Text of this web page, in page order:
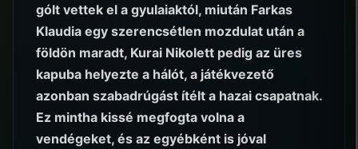
gólt vettek el a gyulaiaktól, miután Farkas
Klaudia egy szerencsétlen mozdulat után a
földön maradt, Kurai Nikolett pedig az üres
kapuba helyezte a hálót, a játékvezető
azonban szabadrúgást ítélt a hazai csapatnak.
Ez mintha kissé megfogta volna a
vendégeket, és az egyébként is jóval